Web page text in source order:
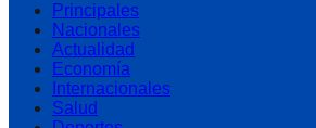
Principales
Nacionales
Actualidad
Economía
Internacionales
Salud